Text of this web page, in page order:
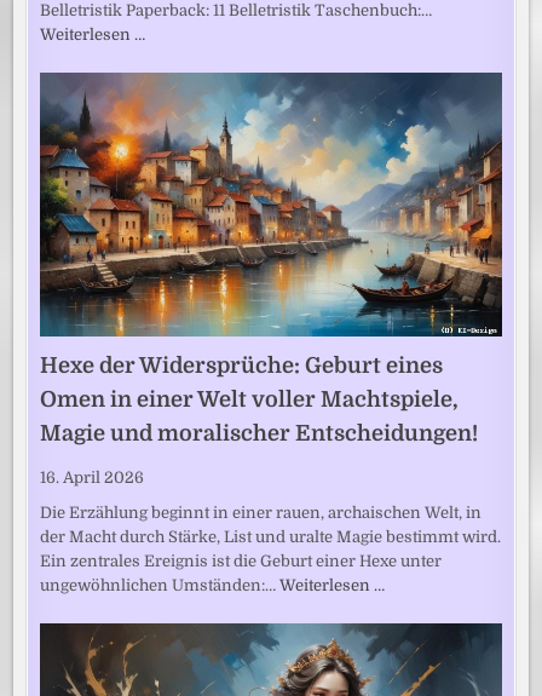
Belletristik Paperback: 11 Belletristik Taschenbuch:…
Weiterlesen …
Hexe der Widersprüche: Geburt eines
Omen in einer Welt voller Machtspiele,
Magie und moralischer Entscheidungen!
16. April 2026
Die Erzählung beginnt in einer rauen, archaischen Welt, in
der Macht durch Stärke, List und uralte Magie bestimmt wird.
Ein zentrales Ereignis ist die Geburt einer Hexe unter
ungewöhnlichen Umständen:…Weiterlesen …